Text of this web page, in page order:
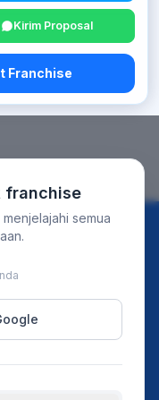
Kirim Proposal
Franchise
franchise
semua
Business